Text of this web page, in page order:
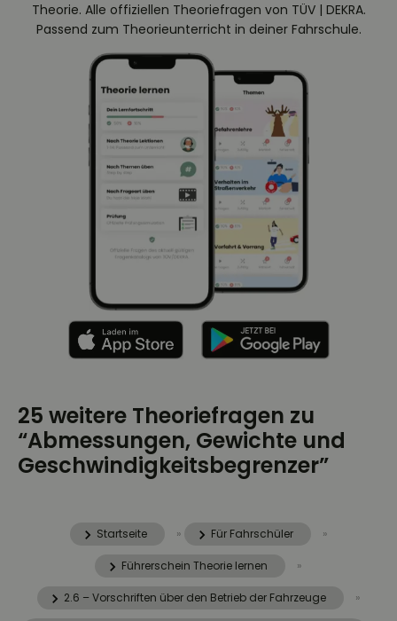
Theorie. Alle offiziellen Theoriefragen von TÜV | DEKRA.
Passend zum Theorieunterricht in deiner Fahrschule.
25 weitere Theoriefragen zu
“Abmessungen, Gewichte und
Geschwindigkeitsbegrenzer”
Startseite » Für Fahrschüler »
Führerschein Theorie lernen »
2.6 – Vorschriften über den Betrieb der Fahrzeuge »